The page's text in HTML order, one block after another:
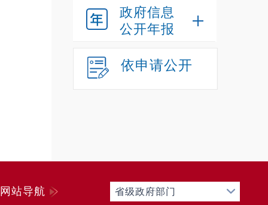
政府信息
公开年报
依申请公开
网站导航 省级政府部门